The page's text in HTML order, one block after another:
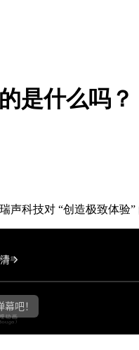
是什么吗？
声科技对 “创造极致体验